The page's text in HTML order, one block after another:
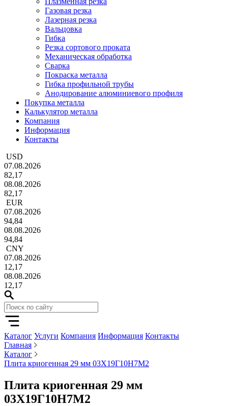
Газовая резка
Лазерная резка
Вальцовка
Гибка
Резка сортового проката
Механическая обработка
Сварка
Покраска металла
Гибка профильной трубы
Анодирование алюминиевого профиля
Покупка металла
Калькулятор металла
Компания
Информация
Контакты
USD
07.08.2026
82,17
08.08.2026
82,17
EUR
07.08.2026
94,84
08.08.2026
94,84
CNY
07.08.2026
12,17
08.08.2026
12,17
Каталог Услуги Компания Информация Контакты
Главная
Каталог
Плита криогенная 29 мм 03Х19Г10Н7М2
Плита криогенная 29 мм
03Х19Г10Н7М2